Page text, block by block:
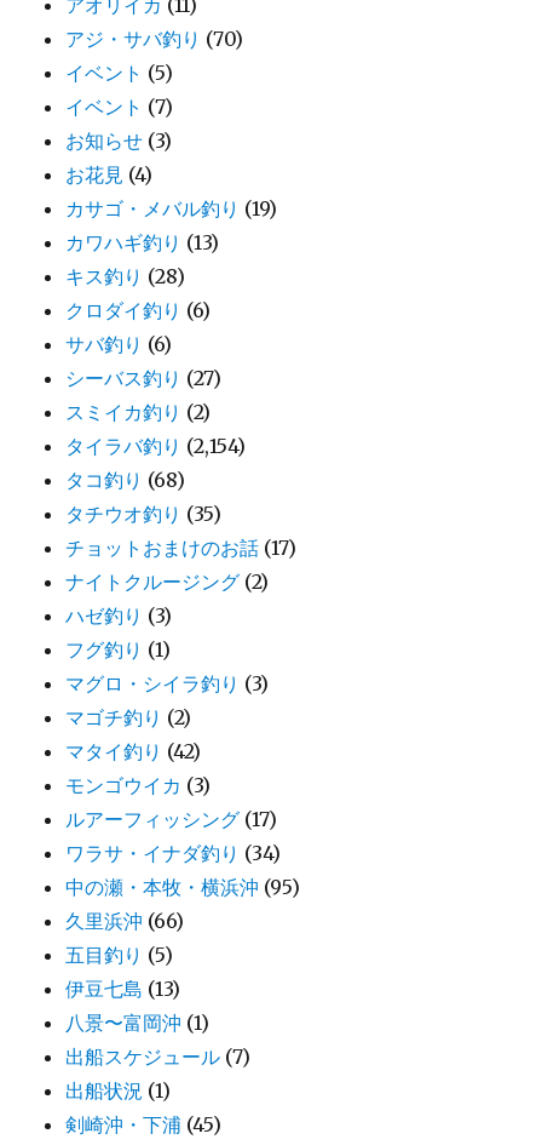
アオリイカ (11)
アジ・サバ釣り (70)
イベント (5)
イベント (7)
お知らせ (3)
お花見 (4)
カサゴ・メバル釣り (19)
カワハギ釣り (13)
キス釣り (28)
クロダイ釣り (6)
サバ釣り (6)
シーバス釣り (27)
スミイカ釣り (2)
タイラバ釣り (2,154)
タコ釣り (68)
タチウオ釣り (35)
チョットおまけのお話 (17)
ナイトクルージング (2)
ハゼ釣り (3)
フグ釣り (1)
マグロ・シイラ釣り (3)
マゴチ釣り (2)
マタイ釣り (42)
モンゴウイカ (3)
ルアーフィッシング (17)
ワラサ・イナダ釣り (34)
中の瀬・本牧・横浜沖 (95)
久里浜沖 (66)
五目釣り (5)
伊豆七島 (13)
八景〜富岡沖 (1)
出船スケジュール (7)
出船状況 (1)
剣崎沖・下浦 (45)